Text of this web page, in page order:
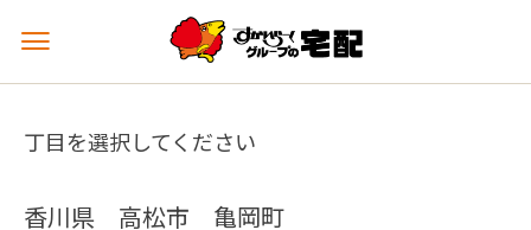
メ
ュ
を
丁目を選択してください
香川県 高松市 亀岡町